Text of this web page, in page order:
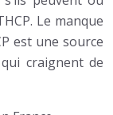
Le manque
est une source
craignent de